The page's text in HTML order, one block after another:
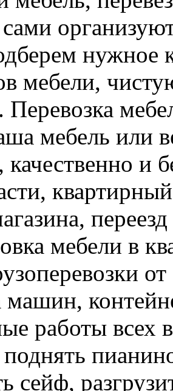
нужное
мебели,
Перевозка
мебель или
качественно и
мебели в
машин,
работы всех
сейф,